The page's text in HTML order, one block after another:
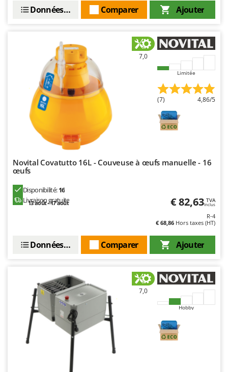
Wiper EcoRobot
Wolf Garten
Wortex
Worx
Yard Force
Z
Zephir
Zomax
Ajouter
Comparer
Données techniques
7,0
Limitée
(7) 4,86/5
Novital Covatutto 16L - Couveuse à œufs manuelle - 16
œufs
Disponibilité:16
Livraison gratuite
13 août - 17 août € 82,63 TVA
Inclus
R-4
€ 68,86 Hors taxes (HT)
Ajouter
Comparer
Données techniques
7,0
Hobby